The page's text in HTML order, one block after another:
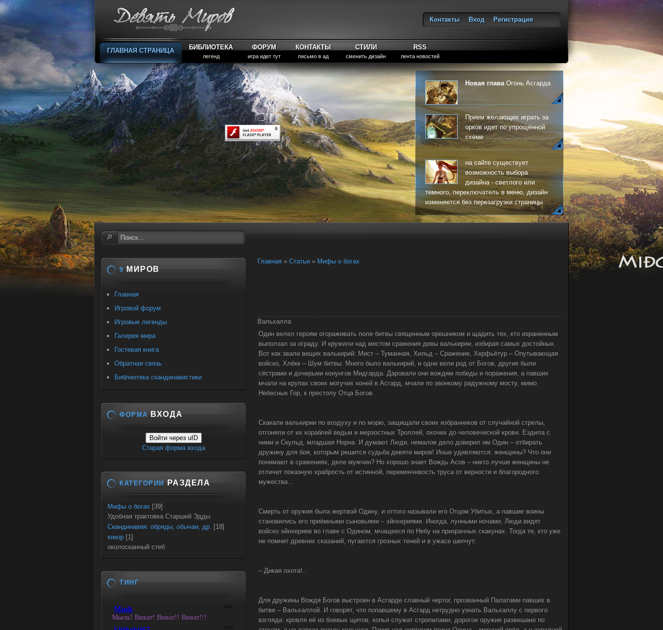
Контакты Вход
Регистрация
ГЛАВНАЯ СТРАНИЦА БИБЛИОТЕКА
легенд
ФОРУМ
игра идет тут
КОНТАКТЫ
письмо в ад
СТИЛИ
сменить дизайн
RSS
лента новостей
Новая главаОгонь Асгарда
Прием желающих играть за
орков идет по упрощенной
схеме
на сайте существует
возможность выбора
дизайна - светлого или
темного, переключатель в меню, дизайн
изменяется без перезагрузки страницы
Главная » Статьи » Мифы о богах
Вальхалла
Один велел героям огораживать поле битвы священным орешником и щадить тех, кто израненным
выползал за ограду. И кружили над местом сражения девы валькирии, избирая самых достойных.
Вот как звали вещих валькирий: Мист – Туманная, Хильд – Сражение, Херфьётур – Опутывающая
войско, Хлёкк – Шум битвы. Много было валькирий, и одни вели род от Богов, другие были
сёстрами и дочерьми конунгов Мидгарда. Даровали они вождям победы и поражения, а павших
мчали на крупах своих могучих коней в Асгард, мчали по звонкому радужному мосту, мимо
Небесных Гор, к престолу Отца Богов.
Скакали валькирии по воздуху и по морю, защищали своих избранников от случайной стрелы,
отгоняли от их кораблей ведьм и мерзостных Троллей, охочих до человеческой крови. Ездила с
ними и Скульд, младшая Норна. И думают Люди, немалое дело доверил им Один – отбирать
дружину для боя, которым решится судьба девяти миров! Иные удивляются: женщины? Что они
понимают в сражениях, деле мужчин? Но хорошо знает Вождь Асов – никто лучше женщины не
отличит показную храбрость от истинной, переменчивость труса от верности и благородного
мужества…
Смерть от оружия была жертвой Одину, и оттого называли его Отцом Убитых, а павшие воины
становились его приёмными сыновьями – эйнхериями. Иногда, лунными ночами, Люди видят
войско эйнхериев во главе с Одином, мчащееся по Небу на призрачных скакунах. Тогда те, кто уже
не помнит древних сказаний, пугаются грозных теней и в ужасе шепчут:
– Дикая охота!..
Для дружины Вождя Богов выстроен в Асгарде славный чертог, прозванный Палатами павших в
битве – Вальхаллой. И говорят, что попавшему в Асгард нетрудно узнать Вальхаллу с первого
взгляда: кровля её из боевых щитов, копья служат стропилами, дорогое оружие развешано по
9 МИРОВ
Главная
Игровой форум
Игровые легенды
Галерея мира
Гостевая книга
Обратная связь
Библиотека скандинавистики
ФОРМА ВХОДА
Войти через uID
Старая форма входа
КАТЕГОРИИ РАЗДЕЛА
Мифы о богах [39]
Удобная трактовка Старшей Эдды
Скандинавия: обряды, обычаи, др. [18]
юмор [1]
околосканный стеб
ТИНГ